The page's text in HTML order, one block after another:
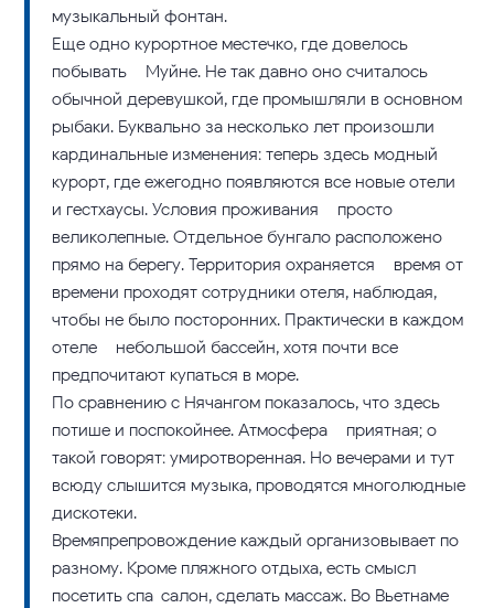
музыкальный фонтан.
Еще одно курортное местечко, где довелось
побывать – Муйне. Не так давно оно считалось
обычной деревушкой, где промышляли в основном
рыбаки. Буквально за несколько лет произошли
кардинальные изменения: теперь здесь модный
курорт, где ежегодно появляются все новые отели
и гестхаусы. Условия проживания – просто
великолепные. Отдельное бунгало расположено
прямо на берегу. Территория охраняется – время от
времени проходят сотрудники отеля, наблюдая,
чтобы не было посторонних. Практически в каждом
отеле – небольшой бассейн, хотя почти все
предпочитают купаться в море.
По сравнению с Нячангом показалось, что здесь
потише и поспокойнее. Атмосфера – приятная; о
такой говорят: умиротворенная. Но вечерами и тут
всюду слышится музыка, проводятся многолюдные
дискотеки.
Времяпрепровождение каждый организовывает по-
разному. Кроме пляжного отдыха, есть смысл
посетить спа-салон, сделать массаж. Во Вьетнаме